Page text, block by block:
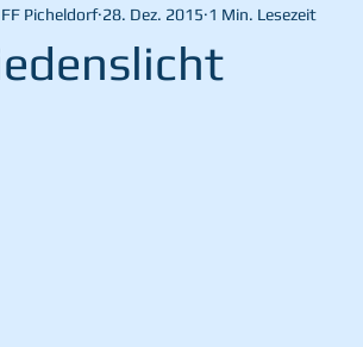
FF Picheldorf 28. Dez. 2015 1 Min. Lesezeit